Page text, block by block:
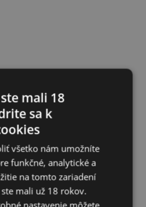
mali 18
sa k
všetko nám umožníte
funkčné, analytické a
na tomto zariadení
mali už 18 rokov.